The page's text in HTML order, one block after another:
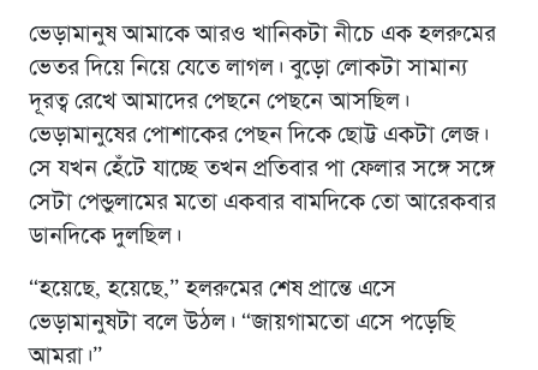
ভেড়ামানুষ আমাকে আরও খানিকটা নীচে এক হলরুমের
ভেতর দিয়ে নিয়ে যেতে লাগল। বুড়ো লোকটা সামান্য
দূরত্ব রেখে আমাদের পেছনে পেছনে আসছিল।
ভেড়ামানুষের পোশাকের পেছন দিকে ছোট্ট একটা লেজ।
সে যখন হেঁটে যাচ্ছে তখন প্রতিবার পা ফেলার সঙ্গে সঙ্গে
সেটা পেন্ডুলামের মতো একবার বামদিকে তো আরেকবার
ডানদিকে দুলছিল।
“হয়েছে, হয়েছে,” হলরুমের শেষ প্রান্তে এসে
ভেড়ামানুষটা বলে উঠল। “জায়গামতো এসে পড়েছি
আমরা।”